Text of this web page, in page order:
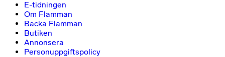
E-tidningen
Om Flamman
Backa Flamman
Butiken
Annonsera
Personuppgiftspolicy